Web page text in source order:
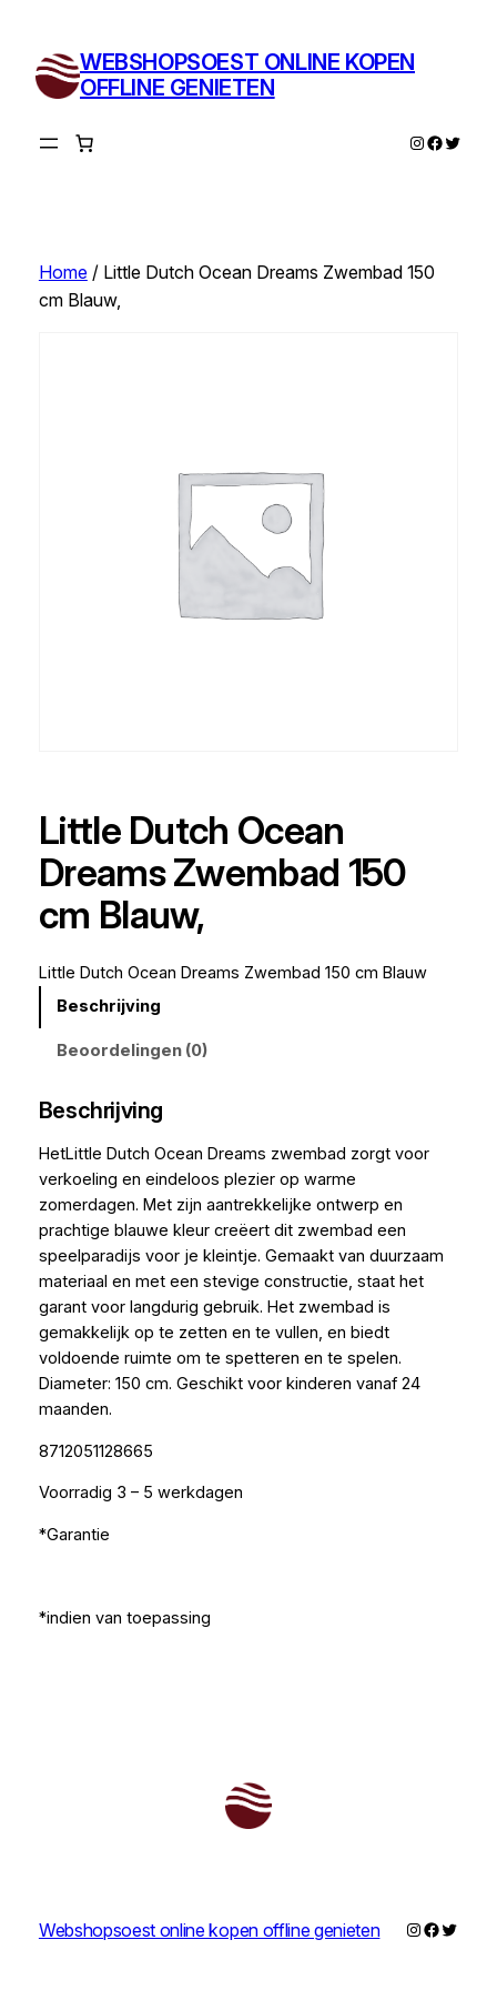
inhoud
WEBSHOPSOEST ONLINE KOPEN
OFFLINE GENIETEN
Instagram
Twitter
Home/ Little Dutch Ocean Dreams Zwembad 150
cm Blauw,
Little Dutch Ocean
Dreams Zwembad 150
cm Blauw,
Little Dutch Ocean Dreams Zwembad 150 cm Blauw
Beschrijving
Beoordelingen (0)
Beschrijving
HetLittle Dutch Ocean Dreams zwembad zorgt voor
verkoeling en eindeloos plezier op warme
zomerdagen. Met zijn aantrekkelijke ontwerp en
prachtige blauwe kleur creëert dit zwembad een
speelparadijs voor je kleintje. Gemaakt van duurzaam
materiaal en met een stevige constructie, staat het
garant voor langdurig gebruik. Het zwembad is
gemakkelijk op te zetten en te vullen, en biedt
voldoende ruimte om te spetteren en te spelen.
Diameter: 150 cm. Geschikt voor kinderen vanaf 24
maanden.
8712051128665
Voorradig 3 – 5 werkdagen
*Garantie
*indien van toepassing
Webshopsoest online kopen offline genieten Instagram
Twitter